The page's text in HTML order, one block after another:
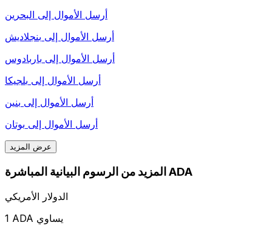
أرسل الأموال إلى البحرين
أرسل الأموال إلى بنجلاديش
أرسل الأموال إلى باربادوس
أرسل الأموال إلى بلجيكا
أرسل الأموال إلى بنين
أرسل الأموال إلى بوتان
عرض المزيد
المزيد من الرسوم البيانية المباشرة ADA
الدولار الأمريكي
1 ADA يساوي